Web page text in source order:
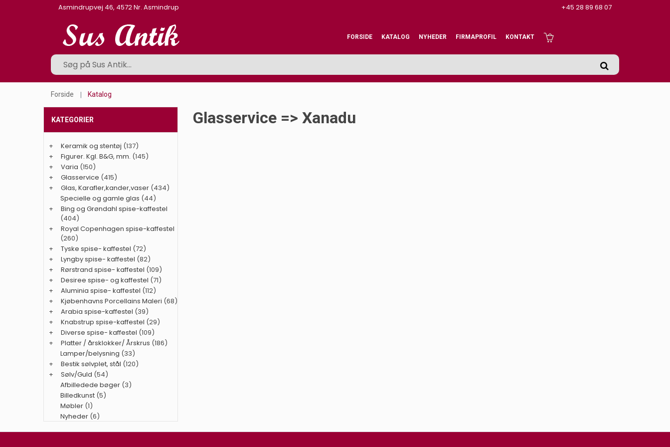
Asmindrupvej 46, 4572 Nr. Asmindrup +45 28 89 68 07
FORSIDE KATALOG NYHEDER FIRMAPROFIL KONTAKT
Forside Katalog
Glasservice => Xanadu
KATEGORIER
+ Keramik og stentøj (137)
+
Figurer. Kgl. B&G, mm. (145)
+
Varia (150)
+
Glasservice (415)
+
Glas, Karafler,kander,vaser (434)
Specielle og gamle glas (44)
+
Bing og Grøndahl spise-kaffestel
(404)
+
Royal Copenhagen spise-kaffestel
(260)
+
Tyske spise- kaffestel (72)
+
Lyngby spise- kaffestel (82)
+
Rørstrand spise- kaffestel (109)
+
Desiree spise- og kaffestel (71)
+
Aluminia spise- kaffestel (112)
+
Kjøbenhavns Porcellains Maleri (68)
+
Arabia spise-kaffestel (39)
+
Knabstrup spise-kaffestel (29)
+
Diverse spise- kaffestel (109)
+
Platter / årsklokker/ Årskrus (186)
Lamper/belysning (33)
+
Bestik sølvplet, stål (120)
+
Sølv/Guld (54)
Afbilledede bøger (3)
Billedkunst (5)
Møbler (1)
Nyheder (6)